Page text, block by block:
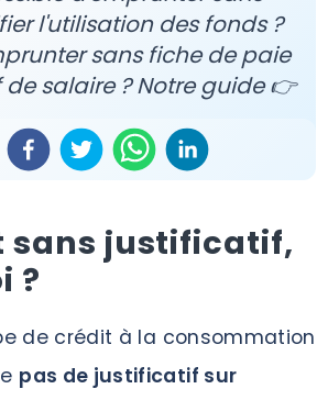
l'utilisation des fonds ?
sans fiche de paie
salaire ? Notre guide 👉
sans justificatif,
?
de crédit à la consommation
pas de justificatif sur